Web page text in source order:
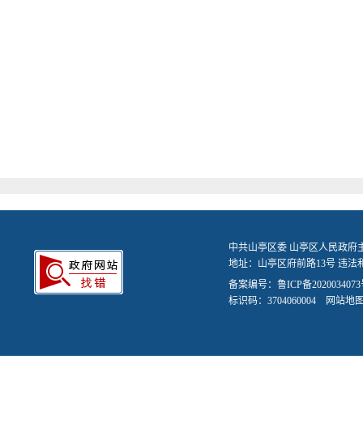
中共山亭区委 山亭区人民政府
地址：山亭区府前路13号 违法
备案编号： 鲁ICP备
标识码：3704060004 网站地